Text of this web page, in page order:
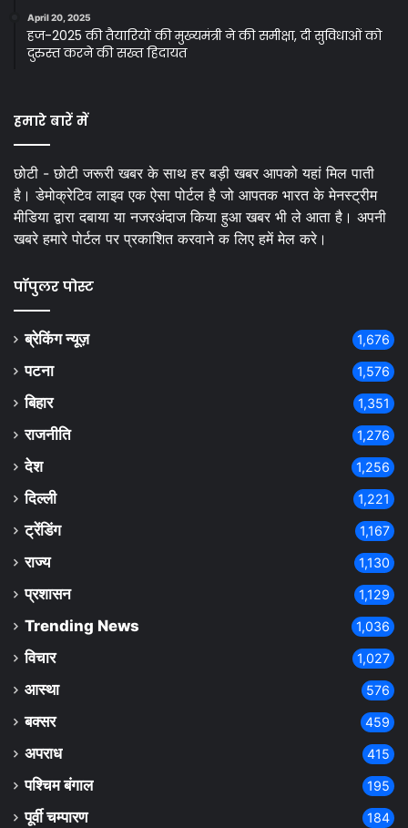
April 20, 2025
हज-2025 की तैयारियों की मुख्यमंत्री ने की समीक्षा, दी सुविधाओं को
दुरुस्त करने की सख्त हिदायत
हमारे बारें में
छोटी - छोटी जरूरी खबर के साथ हर बड़ी खबर आपको यहां मिल पाती
है। डेमोक्रेटिव लाइव एक ऐसा पोर्टल है जो आपतक भारत के मेनस्ट्रीम
मीडिया द्वारा दबाया या नजरअंदाज किया हुआ खबर भी ले आता है। अपनी
खबरे हमारे पोर्टल पर प्रकाशित करवाने क लिए हमें मेल करे।
पॉपुलर पोस्ट
ब्रेकिंग न्यूज़ 1,676
पटना 1,576
बिहार 1,351
राजनीति 1,276
देश 1,256
दिल्ली 1,221
ट्रेंडिंग 1,167
राज्य 1,130
प्रशासन 1,129
Trending News 1,036
विचार 1,027
आस्था 576
बक्सर 459
अपराध 415
पश्चिम बंगाल 195
पूर्वी चम्पारण 184